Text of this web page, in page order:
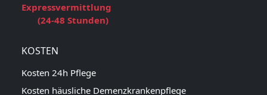
Expressvermittlung
(24-48 Stunden)
KOSTEN
Kosten 24h Pflege
Kosten häusliche Demenzkrankenpflege